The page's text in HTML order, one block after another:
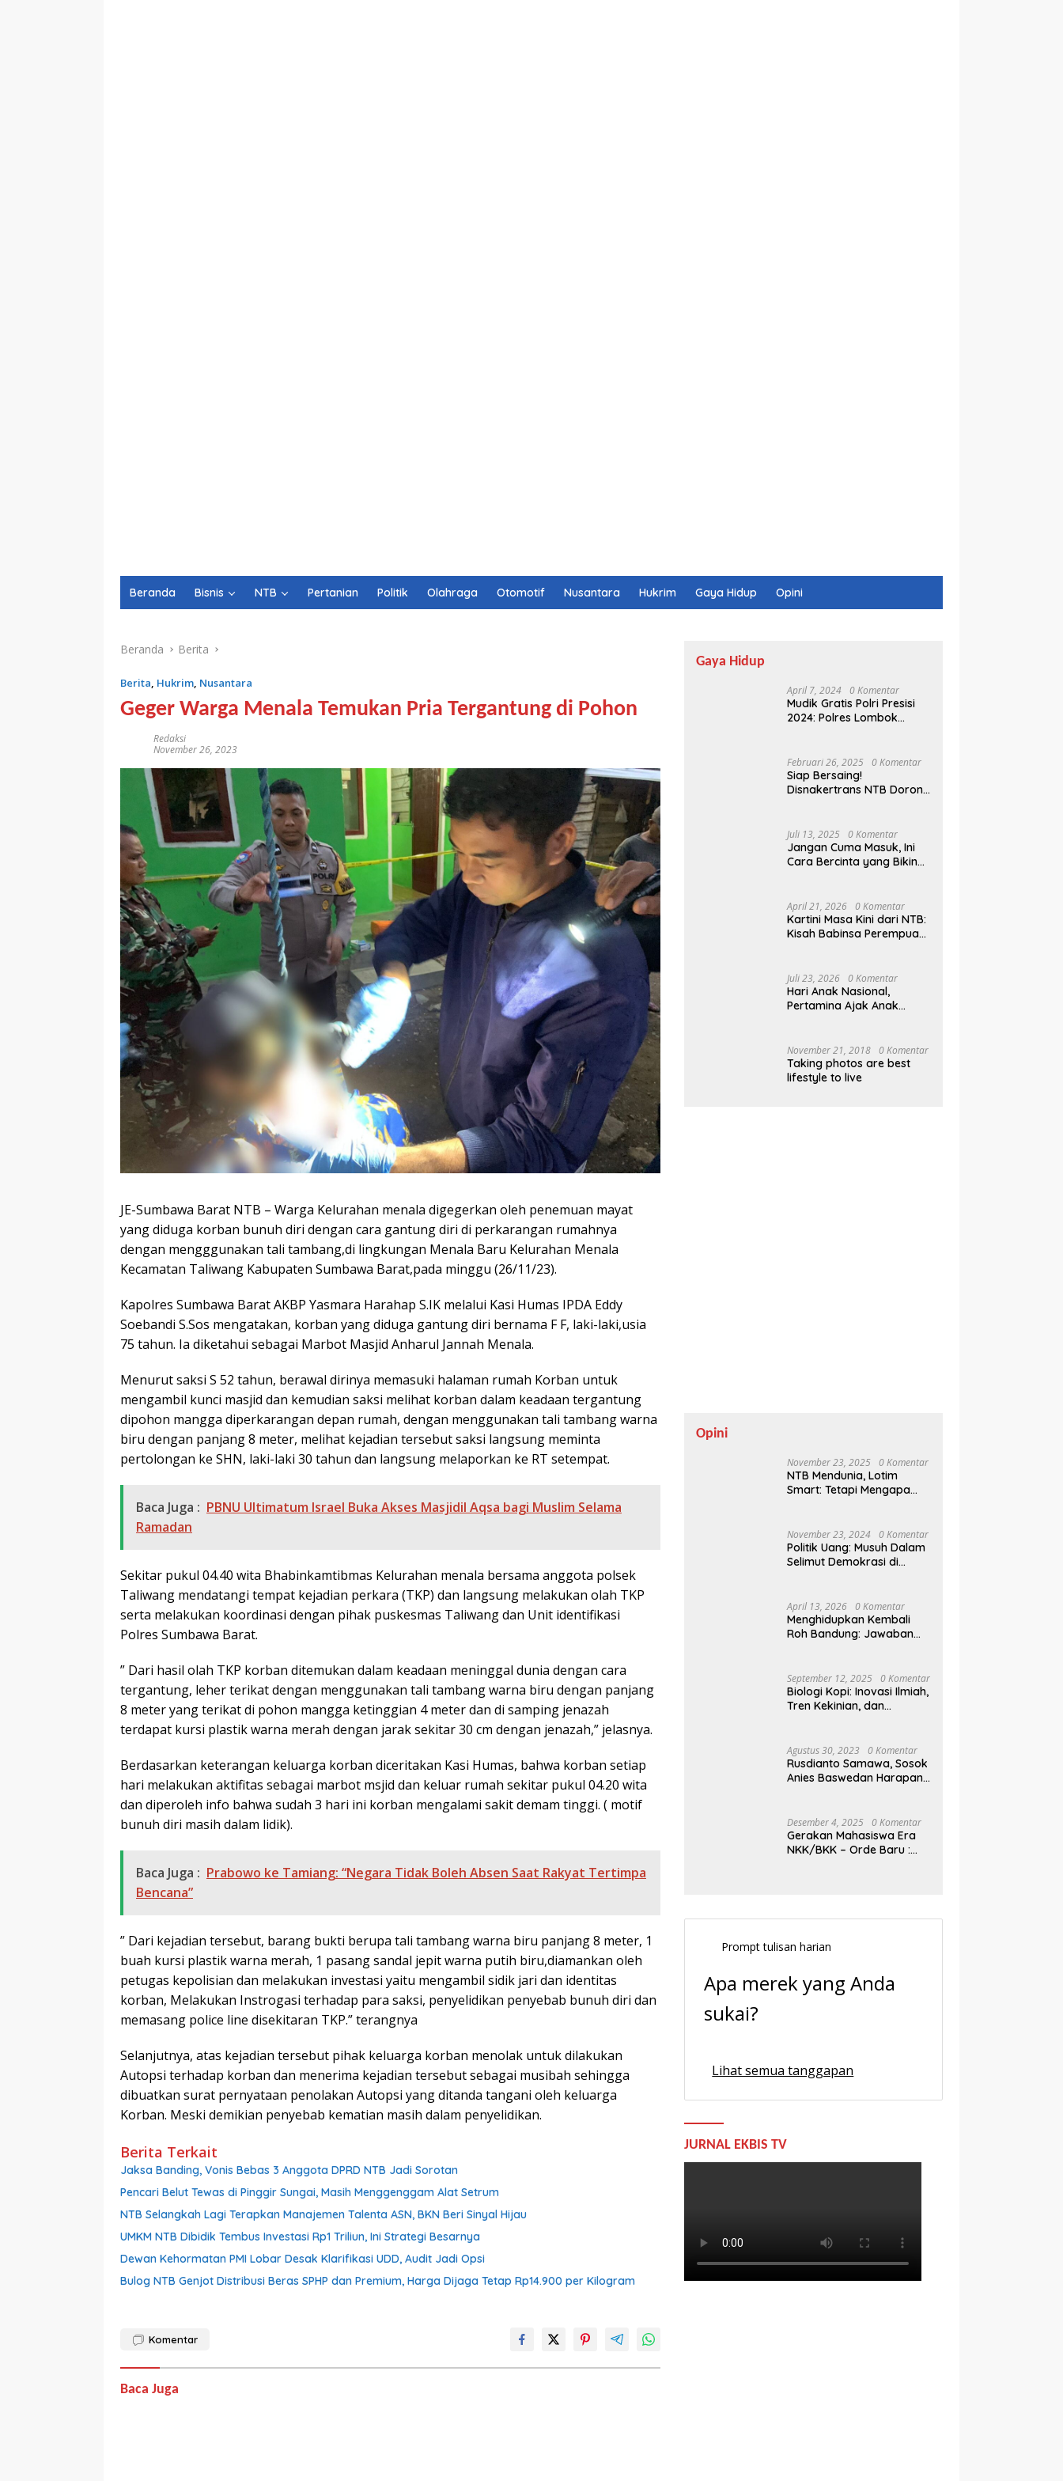
Beranda Bisnis NTB Pertanian Politik Olahraga Otomotif Nusantara Hukrim Gaya Hidup Opini
Beranda Berita
Berita, Hukrim, Nusantara
Geger Warga Menala Temukan Pria Tergantung di Pohon
Redaksi
November 26, 2023
JE-Sumbawa Barat NTB – Warga Kelurahan menala digegerkan oleh penemuan mayat
yang diduga korban bunuh diri dengan cara gantung diri di perkarangan rumahnya
dengan mengggunakan tali tambang,di lingkungan Menala Baru Kelurahan Menala
Kecamatan Taliwang Kabupaten Sumbawa Barat,pada minggu (26/11/23).
Kapolres Sumbawa Barat AKBP Yasmara Harahap S.IK melalui Kasi Humas IPDA Eddy
Soebandi S.Sos mengatakan, korban yang diduga gantung diri bernama F F, laki-laki,usia
75 tahun. Ia diketahui sebagai Marbot Masjid Anharul Jannah Menala.
Menurut saksi S 52 tahun, berawal dirinya memasuki halaman rumah Korban untuk
mengambil kunci masjid dan kemudian saksi melihat korban dalam keadaan tergantung
dipohon mangga diperkarangan depan rumah, dengan menggunakan tali tambang warna
biru dengan panjang 8 meter, melihat kejadian tersebut saksi langsung meminta
pertolongan ke SHN, laki-laki 30 tahun dan langsung melaporkan ke RT setempat.
Baca Juga : PBNU Ultimatum Israel Buka Akses Masjidil Aqsa bagi Muslim Selama
Ramadan
Sekitar pukul 04.40 wita Bhabinkamtibmas Kelurahan menala bersama anggota polsek
Taliwang mendatangi tempat kejadian perkara (TKP) dan langsung melakukan olah TKP
serta melakukan koordinasi dengan pihak puskesmas Taliwang dan Unit identifikasi
Polres Sumbawa Barat.
” Dari hasil olah TKP korban ditemukan dalam keadaan meninggal dunia dengan cara
tergantung, leher terikat dengan menggunakan tali tambang warna biru dengan panjang
8 meter yang terikat di pohon mangga ketinggian 4 meter dan di samping jenazah
terdapat kursi plastik warna merah dengan jarak sekitar 30 cm dengan jenazah,” jelasnya.
Berdasarkan keterangan keluarga korban diceritakan Kasi Humas, bahwa korban setiap
hari melakukan aktifitas sebagai marbot msjid dan keluar rumah sekitar pukul 04.20 wita
dan diperoleh info bahwa sudah 3 hari ini korban mengalami sakit demam tinggi. ( motif
bunuh diri masih dalam lidik).
Baca Juga : Prabowo ke Tamiang: “Negara Tidak Boleh Absen Saat Rakyat Tertimpa
Bencana”
” Dari kejadian tersebut, barang bukti berupa tali tambang warna biru panjang 8 meter, 1
buah kursi plastik warna merah, 1 pasang sandal jepit warna putih biru,diamankan oleh
petugas kepolisian dan melakukan investasi yaitu mengambil sidik jari dan identitas
korban, Melakukan Instrogasi terhadap para saksi, penyelidikan penyebab bunuh diri dan
memasang police line disekitaran TKP.” terangnya
Selanjutnya, atas kejadian tersebut pihak keluarga korban menolak untuk dilakukan
Autopsi terhadap korban dan menerima kejadian tersebut sebagai musibah sehingga
dibuatkan surat pernyataan penolakan Autopsi yang ditanda tangani oleh keluarga
Korban. Meski demikian penyebab kematian masih dalam penyelidikan.
Berita Terkait
Jaksa Banding, Vonis Bebas 3 Anggota DPRD NTB Jadi Sorotan
Pencari Belut Tewas di Pinggir Sungai, Masih Menggenggam Alat Setrum
NTB Selangkah Lagi Terapkan Manajemen Talenta ASN, BKN Beri Sinyal Hijau
UMKM NTB Dibidik Tembus Investasi Rp1 Triliun, Ini Strategi Besarnya
Dewan Kehormatan PMI Lobar Desak Klarifikasi UDD, Audit Jadi Opsi
Bulog NTB Genjot Distribusi Beras SPHP dan Premium, Harga Dijaga Tetap Rp14.900 per Kilogram
Komentar
Baca Juga
Gaya Hidup
April 7, 2024 0 Komentar
Mudik Gratis Polri Presisi
2024: Polres Lombok
Februari 26, 2025 0 Komentar
Siap Bersaing!
Disnakertrans NTB Dorong
Juli 13, 2025 0 Komentar
Jangan Cuma Masuk, Ini
Cara Bercinta yang Bikin
April 21, 2026 0 Komentar
Kartini Masa Kini dari NTB:
Kisah Babinsa Perempuan
Juli 23, 2026 0 Komentar
Hari Anak Nasional,
Pertamina Ajak Anak
Mangrove
November 21, 2018 0 Komentar
Taking photos are best
lifestyle to live
Opini
November 23, 2025 0 Komentar
NTB Mendunia, Lotim
Smart: Tetapi Mengapa
November 23, 2024 0 Komentar
Politik Uang: Musuh Dalam
Selimut Demokrasi di
April 13, 2026 0 Komentar
Menghidupkan Kembali
Roh Bandung: Jawaban
September 12, 2025 0 Komentar
Biologi Kopi: Inovasi Ilmiah,
Tren Kekinian, dan
Agraria
Agustus 30, 2023 0 Komentar
Rusdianto Samawa, Sosok
Anies Baswedan Harapan
Desember 4, 2025 0 Komentar
Gerakan Mahasiswa Era
NKK/BKK – Orde Baru :
Prompt tulisan harian
Apa merek yang Anda
sukai?
Lihat semua tanggapan
JURNAL EKBIS TV